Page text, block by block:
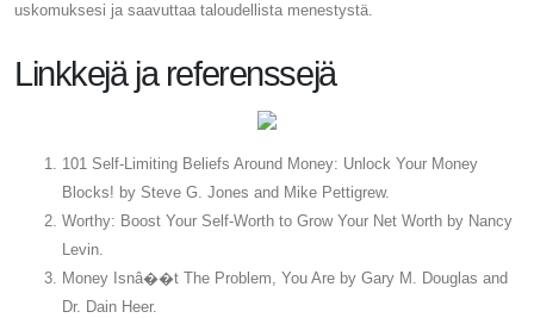
uskomuksesi ja saavuttaa taloudellista menestystä.
Linkkejä ja referenssejä
101 Self-Limiting Beliefs Around Money: Unlock Your Money
Blocks! by Steve G. Jones and Mike Pettigrew.
Worthy: Boost Your Self-Worth to Grow Your Net Worth by Nancy
Levin.
Money Isnâ��t The Problem, You Are by Gary M. Douglas and
Dr. Dain Heer.